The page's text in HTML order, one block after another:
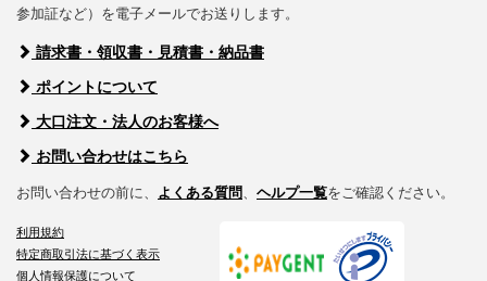
参加証など）を電子メールでお送りします。
請求書・領収書・見積書・納品書
ポイントについて
大口注文・法人のお客様へ
お問い合わせはこちら
お問い合わせの前に、 よくある質問、 ヘルプ一覧をご確認ください。
利用規約
特定商取引法に基づく表示
個人情報保護について